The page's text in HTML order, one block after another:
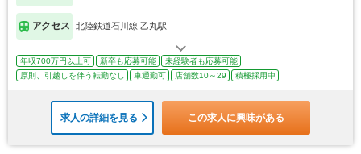
アクセス 北陸鉄道石川線 乙丸駅
年収700万円以上可 新卒も応募可能
未経験者も応募可能
原則、引越しを伴う転勤なし
車通勤可 店舗数10～29 積極採用中
求人の詳細を見る この求人に興味がある